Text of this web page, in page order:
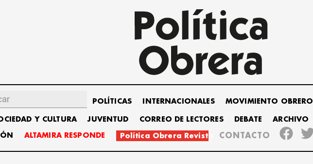
POLÍTICAS INTERNACIONALES MOVIMIENTO OBRERO
Y CULTURA JUVENTUD CORREO DE LECTORES DEBATE ARCHIVO
ALTAMIRA RESPONDE Política Obrera Revista CONTACTO